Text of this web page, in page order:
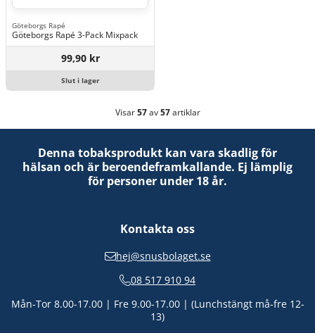
Göteborgs Rapé
Göteborgs Rapé 3-Pack Mixpack
99,90 kr
Slut i lager
Visar57av57artiklar
Denna tobaksprodukt kan vara skadlig för
hälsan och är beroendeframkallande. Ej lämplig
för personer under 18 år.
Kontakta oss
hej@snusbolaget.se
08 517 910 94
Mån-Tor 8.00-17.00 | Fre 9.00-17.00 | (Lunchstängt må-fre 12-
13)